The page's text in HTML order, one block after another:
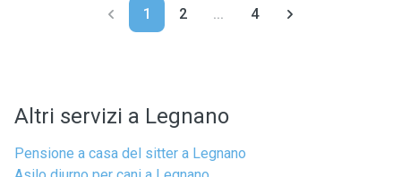
1 2 ... 4
Altri servizi a Legnano
Pensione a casa del sitter a Legnano